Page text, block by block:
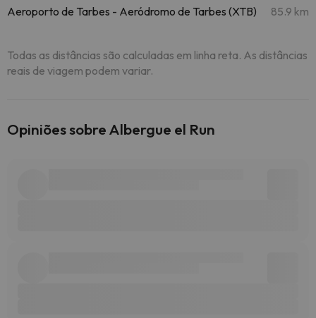
Aeroporto de Tarbes - Aeródromo de Tarbes (XTB) 85.9 km
Todas as distâncias são calculadas em linha reta. As distâncias
reais de viagem podem variar.
Opiniões sobre Albergue el Run